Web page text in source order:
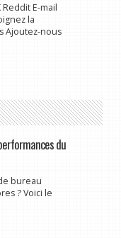
E-mail
la
Ajoutez-nous
du
bureau
? Voici le